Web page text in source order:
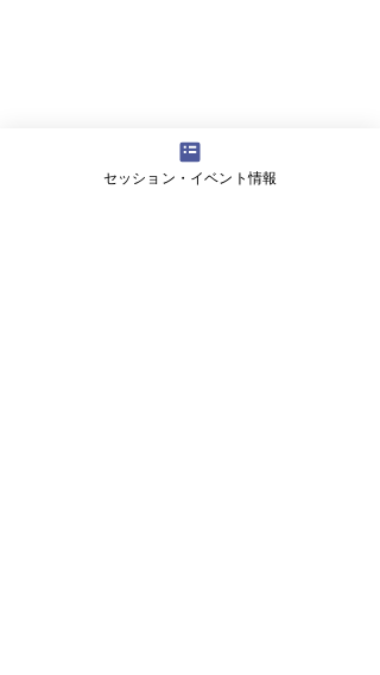
セッション・イベント情報